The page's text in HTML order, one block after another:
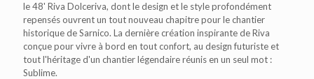
le 48' Riva Dolceriva, dont le design et le style profondément
repensés ouvrent un tout nouveau chapitre pour le chantier
historique de Sarnico. La dernière création inspirante de Riva
conçue pour vivre à bord en tout confort, au design futuriste et
tout l'héritage d'un chantier légendaire réunis en un seul mot :
Sublime.